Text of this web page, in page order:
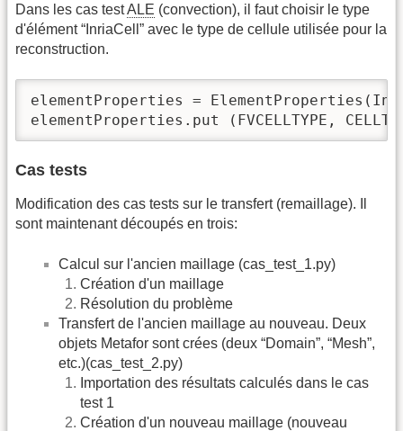
Dans les cas testALE (convection), il faut choisir le type
d'élément “InriaCell” avec le type de cellule utilisée pour la
reconstruction.
elementProperties =
elementProperties.put (FVCELLTYPE,
Cas tests
Modification des cas tests sur le transfert (remaillage). Il
sont maintenant découpés en trois:
Calcul sur l'ancien maillage (cas_test_1.py)
Création d'un maillage
Résolution du problème
Transfert de l'ancien maillage au nouveau. Deux
objets Metafor sont crées (deux “Domain”, “Mesh”,
etc.)(cas_test_2.py)
Importation des résultats calculés dans le cas
test 1
Création d'un nouveau maillage (nouveau